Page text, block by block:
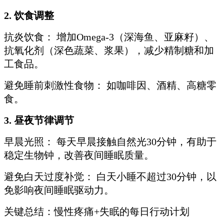
2. 饮食调整
抗炎饮食： 增加Omega-3（深海鱼、亚麻籽）、
抗氧化剂（深色蔬菜、浆果），减少精制糖和加
工食品。
避免睡前刺激性食物： 如咖啡因、酒精、高糖零
食。
3. 昼夜节律调节
早晨光照： 每天早晨接触自然光30分钟，有助于
稳定生物钟，改善夜间睡眠质量。
避免白天过度补觉： 白天小睡不超过30分钟，以
免影响夜间睡眠驱动力。
关键总结：慢性疼痛+失眠的每日行动计划